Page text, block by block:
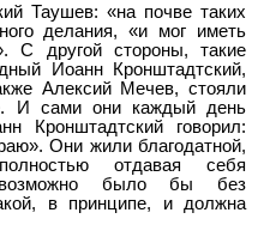
Таушев: «на почве таких
делания, «и мог иметь
С другой стороны, такие
Иоанн Кронштадтский,
Алексий Мечев, стояли
И сами они каждый день
Кронштадтский говорил:
Они жили благодатной,
отдавая себя
было бы без
в принципе, и должна